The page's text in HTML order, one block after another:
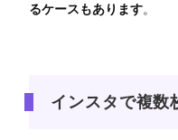
るケースもあります。
インスタで複数